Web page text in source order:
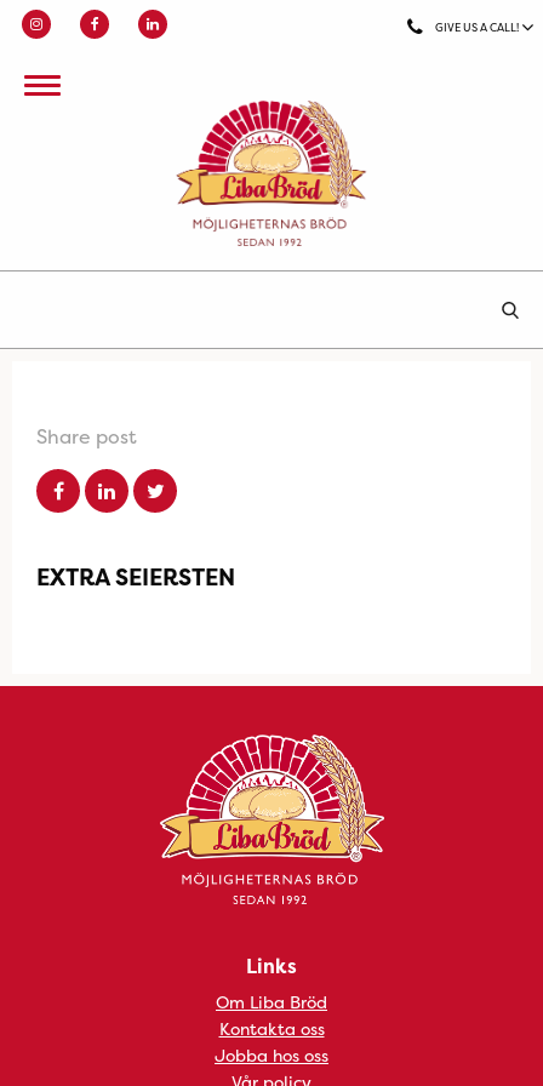
GIVE US A CALL!
Share post
EXTRA SEIERSTEN
Links
Om Liba Bröd
Kontakta oss
Jobba hos oss